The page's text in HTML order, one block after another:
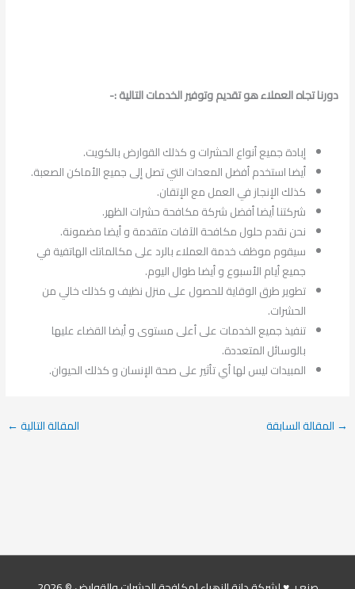
دورنا تجاه العملاء هو تقديم وتوفير الخدمات التالية :-
إبادة جميع أنواع الحشرات و كذلك القوارض بالكويت.
أيضا استخدم أفضل المعدات التي تصل إلى جميع الأماكن الصعبة.
كذلك الإنجاز في العمل مع الإتقان.
شركتنا أيضا أفضل شركة مكافحة حشرات الظهر.
نحن نقدم حلول مكافحة الآفات متقدمة و أيضا مضمونة.
سيقوم موظف خدمة العملاء بالرد على مكالماتك الهاتفية في
جميع أيام الأسبوع و أيضا طوال اليوم.
تطوير طرق الوقاية للحصول على منزل نظيف و كذلك خالي من
الحشرات.
تنفيذ جميع الخدمات على أعلى مستوى و أيضا القضاء عليها
بالوسائل المتعددة.
المبيدات ليس لها أي تأثير على صحة الإنسان و كذلك الحيوان.
→ المقالة السابقة المقالة التالية←